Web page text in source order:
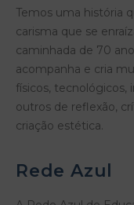
Temos uma história
carisma que se
caminhada de 70
acompanha e cria
físicos, tecnológicos,
outros de reflexão,
criação estética.
Rede Azul